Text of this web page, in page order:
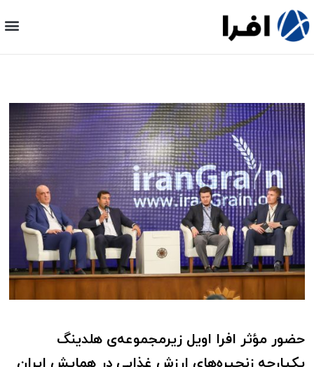
حضور مؤثر افرا اویل زیرمجموعه‌ی هلدینگ